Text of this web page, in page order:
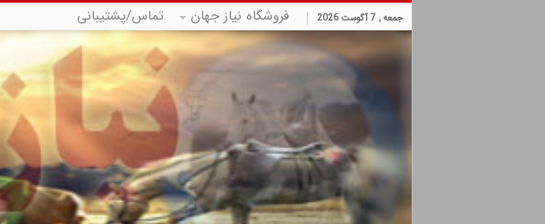
جمعه , 7 آگوست 2026 فروشگاه نیاز جهان تماس/پشتیبانی